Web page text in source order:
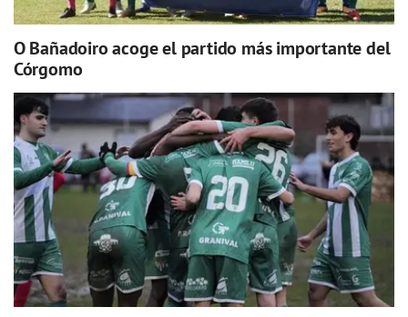
O Bañadoiro acoge el partido más importante del
Córgomo